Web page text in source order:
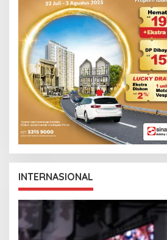
E
W
S
L
N
K
INTERNASIONAL